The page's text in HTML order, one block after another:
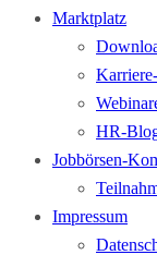
Marktplatz
HR-
Jobbörsen-
Impressum